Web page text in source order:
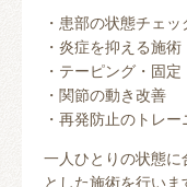
・患部の状態チェッ
・炎症を抑える施術
・テーピング・固定
・関節の動き改善
・再発防止のトレ
一人ひとりの状態に
とした施術を行いま